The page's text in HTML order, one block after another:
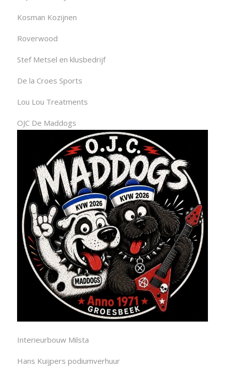
Kosman Kozijnen
Roverwood
Stef Metsel en klusbedrijf
De la Croes Sports
Lou Lou Treatments
OJC De Maddogs
Interieurbouw Milsta
Hans Kuijpers podiumverhuur